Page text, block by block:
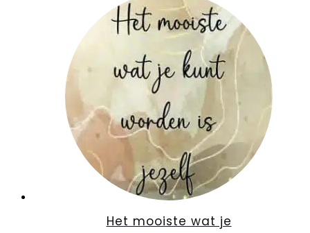
Het mooiste wat je